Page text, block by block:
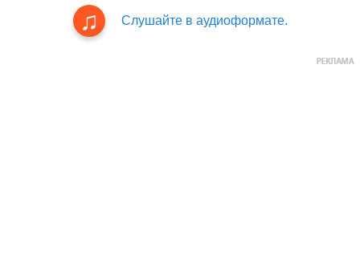
Слушайте в аудиоформате.